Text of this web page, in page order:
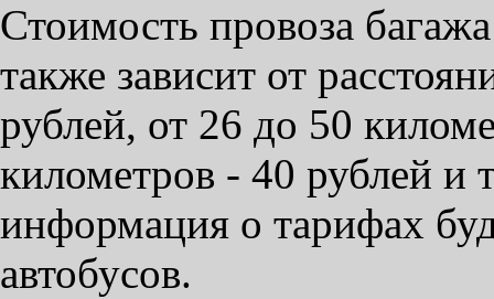
Стоимость провоза
также зависит от
рублей, от 26 до 50
километров - 40 рублей и
информация о тарифах
автобусов.